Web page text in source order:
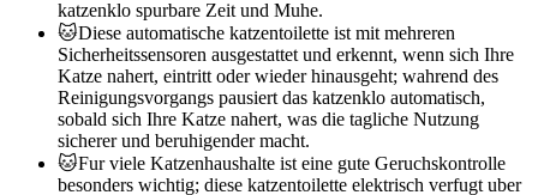
katzenklo spurbare Zeit und Muhe.
🐱Diese automatische katzentoilette ist mit mehreren
Sicherheitssensoren ausgestattet und erkennt, wenn sich Ihre
Katze nahert, eintritt oder wieder hinausgeht; wahrend des
Reinigungsvorgangs pausiert das katzenklo automatisch,
sobald sich Ihre Katze nahert, was die tagliche Nutzung
sicherer und beruhigender macht.
🐱Fur viele Katzenhaushalte ist eine gute Geruchskontrolle
besonders wichtig; diese katzentoilette elektrisch verfugt uber